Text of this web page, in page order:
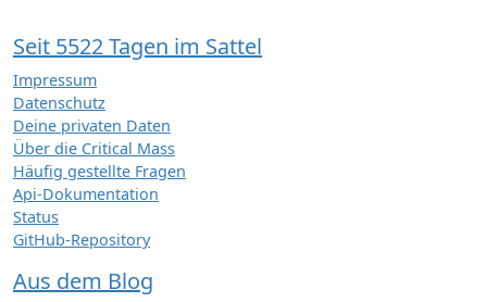
Seit 5522 Tagen im Sattel
Impressum
Datenschutz
Deine privaten Daten
Über die Critical Mass
Häufig gestellte Fragen
Api-Dokumentation
Status
GitHub-Repository
Aus dem Blog